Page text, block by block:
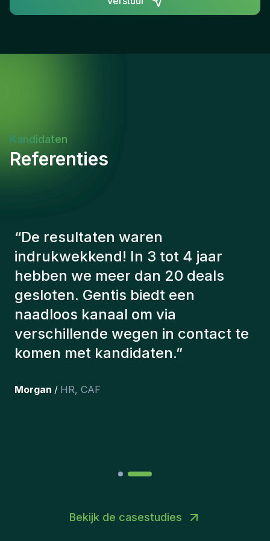
Kandidaten
Referenties
“De consultants van Gentis
hebben altijd rekening gehouden
met een aantal factoren om ons de
juiste kandidaten voor te stellen.
De kandidaten die we hebben
aangeworven, werken nog steeds
bij ons en persoonlijk ben ik erg
team hebben opgenomen.
Bekijk de casestudies